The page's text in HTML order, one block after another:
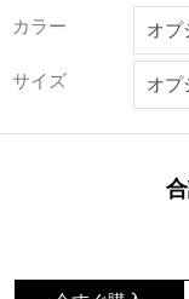
カラー
サイズ